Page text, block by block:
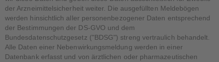
der Arzneimittelsicherheit weiter. Die ausgefüllten Meldebögen
werden hinsichtlich aller personenbezogener Daten entsprechend
der Bestimmungen der DS-GVO und dem
Bundesdatenschutzgesetz ("BDSG") streng vertraulich behandelt.
Alle Daten einer Nebenwirkungsmeldung werden in einer
Datenbank erfasst und von ärztlichen oder pharmazeutischen